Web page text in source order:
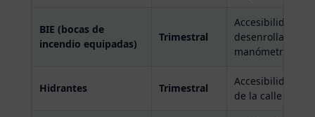
BIE (bocas de
incendio equipadas)
Trimestral
Accesibilidad y
desenrollar
manómetro ·
Hidrantes Trimestral
Accesibilidad y
de la calle y